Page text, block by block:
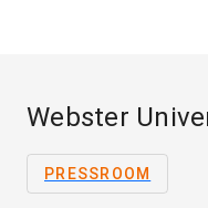
Webster
PRESSROOM